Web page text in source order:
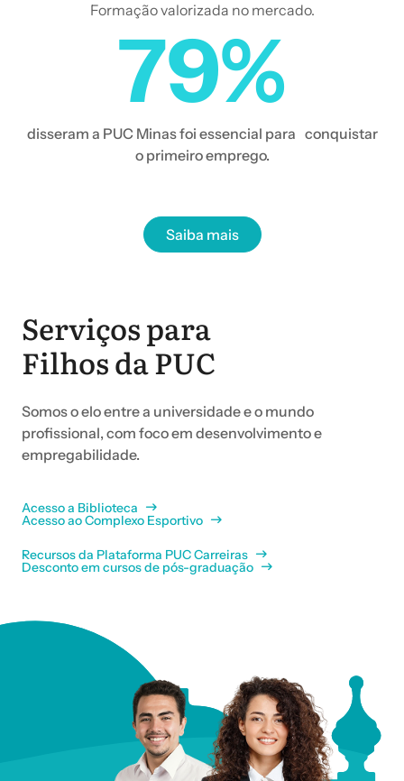
Formação valorizada no mercado.
79%
disseram a PUC Minas foi essencial para conquistar
o primeiro emprego.
Saiba mais
Serviços para
Filhos da PUC
Somos o elo entre a universidade e o mundo
profissional, com foco em desenvolvimento e
empregabilidade.
Acesso a Biblioteca
Acesso ao Complexo Esportivo
Recursos da Plataforma PUC Carreiras
Desconto em cursos de pós-graduação